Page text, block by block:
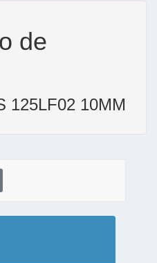
de
125LF02 10MM